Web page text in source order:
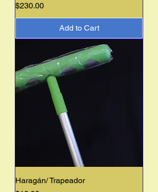
Price
$230.00
Add to Cart
Haragán/ Trapeador